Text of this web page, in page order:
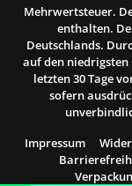
Mehrwertsteuer.
enthalten.
Deutschlands.
auf den
letzten 30 Tage
sofern
Impressum